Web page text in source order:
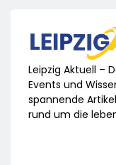
Leipzig Aktuell –
Events und
spannende
rund um die